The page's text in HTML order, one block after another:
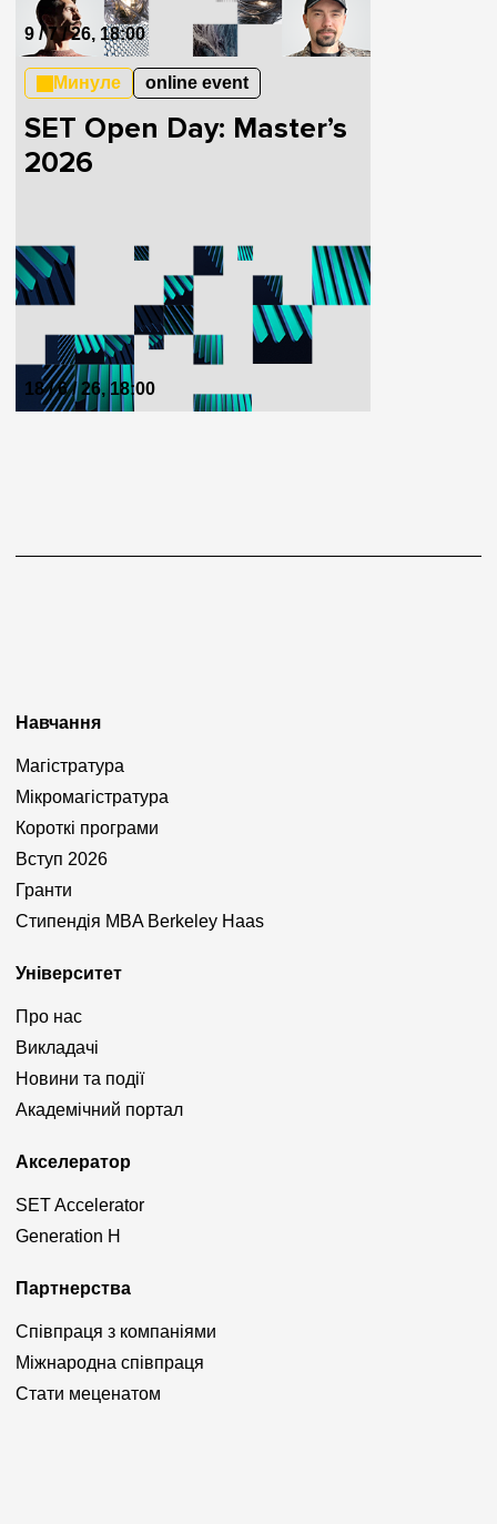
9 / 7 / 26, 18:00
Минуле online event
SET Open Day: Master’s
2026
18 / 6 / 26, 18:00
Навчання
Магістратура
Мікромагістратура
Короткі програми
Вступ 2026
Гранти
Стипендія MBA Berkeley Haas
Університет
Про нас
Викладачі
Новини та події
Академічний портал
Акселератор
SET Accelerator
Generation H
Партнерства
Співпраця з компаніями
Міжнародна співпраця
Стати меценатом